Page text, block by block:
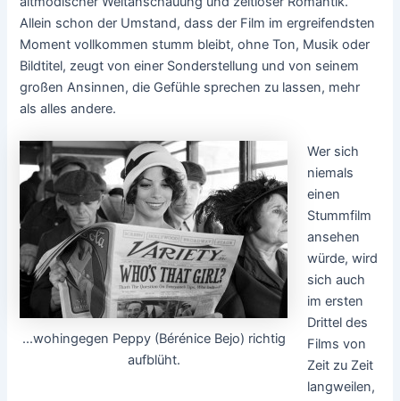
Allein schon der Umstand, dass der Film im ergreifendsten
Moment vollkommen stumm bleibt, ohne Ton, Musik oder
Bildtitel, zeugt von einer Sonderstellung und von seinem
großen Ansinnen, die Gefühle sprechen zu lassen, mehr
als alles andere.
...wohingegen Peppy (Bérénice Bejo) richtig
aufblüht.
Wer sich
niemals
einen
Stummfilm
ansehen
würde, wird
sich auch
im ersten
Drittel des
Films von
Zeit zu Zeit
langweilen,